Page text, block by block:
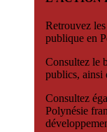
Retrouvez
publique en
Consultez le
publics, ainsi
Consultez
Polynésie